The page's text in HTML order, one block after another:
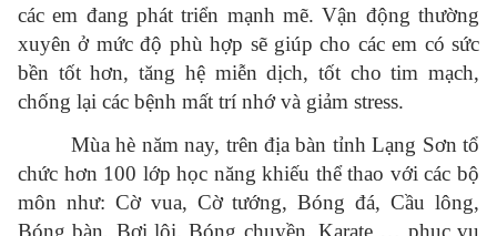
các em đang phát triển mạnh mẽ. Vận động thường
xuyên ở mức độ phù hợp sẽ giúp cho các em có sức
bền tốt hơn, tăng hệ miễn dịch, tốt cho tim mạch,
chống lại các bệnh mất trí nhớ và giảm stress.
Mùa hè năm nay, trên địa bàn tỉnh Lạng Sơn tổ
chức hơn 100 lớp học năng khiếu thể thao với các bộ
môn như: Cờ vua, Cờ tướng, Bóng đá, Cầu lông,
Bóng bàn, Bơi lội, Bóng chuyền, Karate … phục vụ